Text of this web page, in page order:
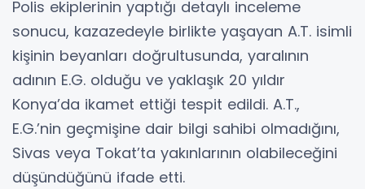
Polis ekiplerinin yaptığı detaylı inceleme
sonucu, kazazedeyle birlikte yaşayan A.T. isimli
kişinin beyanları doğrultusunda, yaralının
adının E.G. olduğu ve yaklaşık 20 yıldır
Konya’da ikamet ettiği tespit edildi. A.T.,
E.G.’nin geçmişine dair bilgi sahibi olmadığını,
Sivas veya Tokat’ta yakınlarının olabileceğini
düşündüğünü ifade etti.